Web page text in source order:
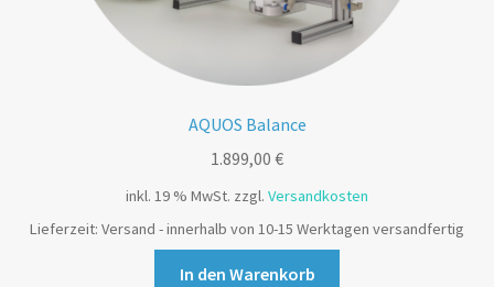
AQUOS Balance
1.899,00 €
inkl. 19 % MwSt. zzgl. Versandkosten
Lieferzeit: Versand - innerhalb von 10-15 Werktagen versandfertig
In den Warenkorb